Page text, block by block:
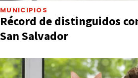
MUNICIPIOS
Récord de distinguidos
San Salvador